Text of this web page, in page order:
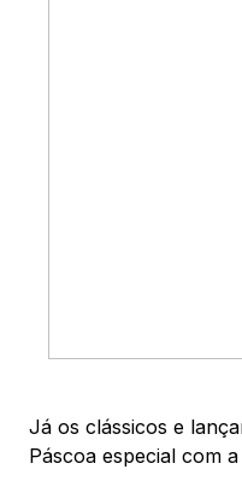
Já os clássicos e
Páscoa especial com